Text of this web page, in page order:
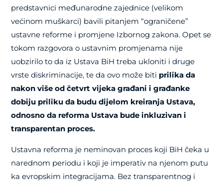
predstavnici međunarodne zajednice (velikom
većinom muškarci) bavili pitanjem “ograničene”
ustavne reforme i promjene Izbornog zakona. Opet se
tokom razgovora o ustavnim promjenama nije
uobzirilo to da iz Ustava BiH treba ukloniti i druge
vrste diskriminacije, te da ovo može biti prilika da
nakon više od četvrt vijeka građani i građanke
dobiju priliku da budu dijelom kreiranja Ustava,
odnosno da reforma Ustava bude inkluzivan i
transparentan proces.
Ustavna reforma je neminovan proces koji BiH čeka u
narednom periodu i koji je imperativ na njenom putu
ka evropskim integracijama. Bez transparentnog i